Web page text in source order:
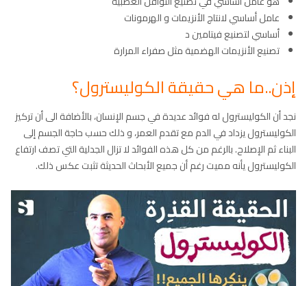
عامل أساسي لانتاج الأنزيمات و الهرمونات
أساسي لتصنيع فيتامين د
تصنيع الأنزيمات الهضمية مثل صفراء المرارة
إذن..ما هي حقيقة الكوليسترول؟
نجد أن الكوليسترول له فوائد عديدة في جسم الإنسان، بالأضافة الى أن تركيز
الكوليسترول يزداد في الدم مع تقدم العمر، و ذلك حسب حاجة الجسم إلى
البناء ثم الإصلاح. بالرغم من كل هذه الفوائد لا تزال الجدلية التي تصف ارتفاع
الكوليسترول يأنه مميت رغم أن جميع الأبحاث الحديثة تثبت عكس ذلك.